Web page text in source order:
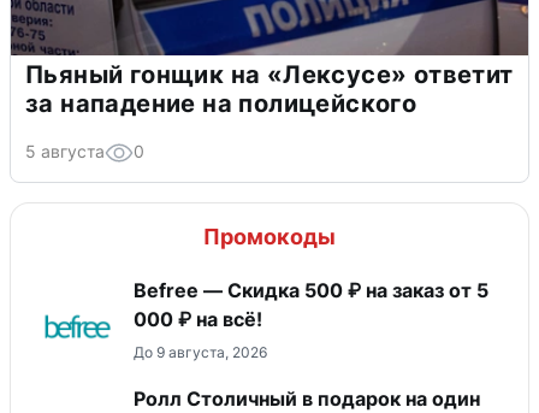
Пьяный гонщик на «Лексусе» ответит
за нападение на полицейского
5 августа 0
Промокоды
Befree — Скидка 500 ₽ на заказ от 5
000 ₽ на всё!
До 9 августа, 2026
Ролл Столичный в подарок на один